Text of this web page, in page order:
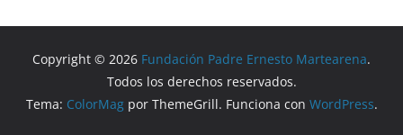
Copyright © 2026 Fundación Padre Ernesto Martearena.
Todos los derechos reservados.
Tema: ColorMagpor ThemeGrill. Funciona con WordPress.